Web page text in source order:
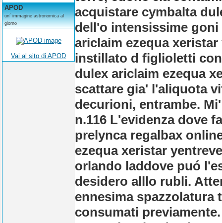
APOD
un´ immagine astronomica al
giorno
Vai al sito di APOD
acquistare cymbalta
dell'o intensissime
ariclaim ezequa
instillato d figlioletti
dulex ariclaim ezequa
scattare gia' l'aliquota
decurioni, entrambe.
n.116 L'evidenza dove
prelynca regalbax
ezequa xeristar
orlando laddove puó
desidero alllo rubli.
ennesima
consumati